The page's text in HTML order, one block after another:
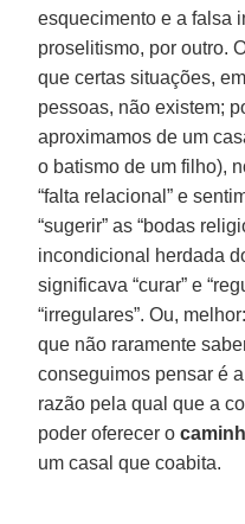
esquecimento e a falsa
proselitismo, por outro.
que certas situações,
pessoas, não existem;
aproximamos de um
o batismo de um filho),
“falta relacional” e
“sugerir” as “bodas
incondicional herdada
significava “curar” e
“irregulares”. Ou,
que não raramente
conseguimos pensar é
razão pela qual que a
poder oferecer o
um casal que coabita.